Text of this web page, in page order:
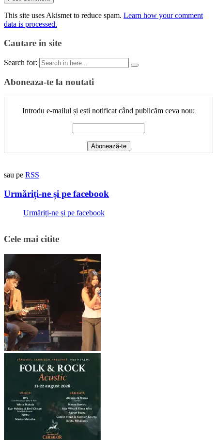
This site uses Akismet to reduce spam. Learn how your comment
data is processed.
Cautare in site
Search for:
Aboneaza-te la noutati
Introdu e-mailul și ești notificat când publicăm ceva nou:
sau pe RSS
Urmăriți-ne și pe facebook
Urmăriți-ne și pe facebook
Cele mai citite